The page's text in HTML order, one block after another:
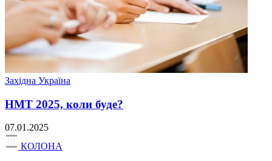
Західна Україна
НМТ 2025, коли буде?
07.01.2025
КОЛОНА